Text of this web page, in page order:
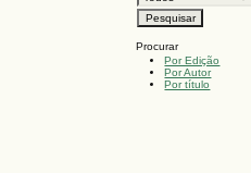
Procurar
Por Edição
Por Autor
Por título